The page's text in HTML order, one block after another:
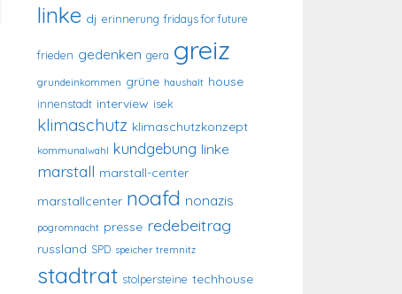
linke dj erinnerung fridays for future
frieden gedenken gera greiz
grundeinkommen grüne haushalt house
innenstadt interview isek
klimaschutz klimaschutzkonzept
kommunalwahl kundgebung linke
marstall marstall-center
marstallcenter noafd nonazis
pogromnacht presse redebeitrag
russland SPD speicher tremnitz
stadtrat stolpersteine techhouse